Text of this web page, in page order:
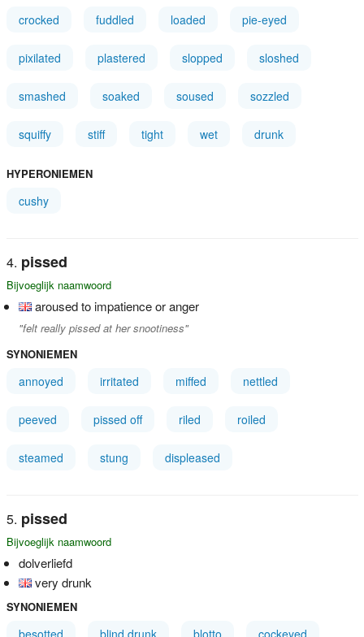
crocked fuddled loaded pie-eyed
pixilated plastered slopped sloshed
smashed soaked soused sozzled
squiffy stiff tight wet drunk
HYPERONIEMEN
cushy
pissed
Bijvoeglijk naamwoord
aroused to impatience or anger
"felt really pissed at her snootiness"
SYNONIEMEN
annoyed irritated miffed nettled
peeved pissed off riled roiled
steamed stung displeased
pissed
Bijvoeglijk naamwoord
dolverliefd
very drunk
SYNONIEMEN
besotted blind drunk blotto cockeyed